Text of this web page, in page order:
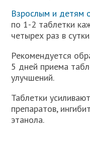
Взрослым и детям
по 1-2 таблетки
четырех раз в
Рекомендуется
5 дней приема
улучшений.
Таблетки
препаратов,
этанола.